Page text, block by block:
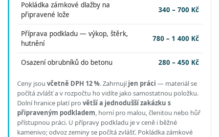
Pokládka zámkové dlažby na
připravené lože
340 – 700 Kč
Příprava podkladu — výkop, štěrk,
hutnění
780 – 1 400 Kč
Osazení obrubníků do betonu 280 – 450 Kč
Ceny jsou včetně DPH 12 %.Zahrnujíjen práci — materiál se
počítá zvlášť a v rozpočtu ho vidíte jako samostatnou položku.
Dolní hranice platí pro větší a jednodušší zakázku s
připraveným podkladem, horní pro malou, členitou nebo hůř
přístupnou práci. U přípravy podkladu je v ceně i běžné
kamenivo; odvoz zeminy se počítá zvlášť. Pokládka zámkové